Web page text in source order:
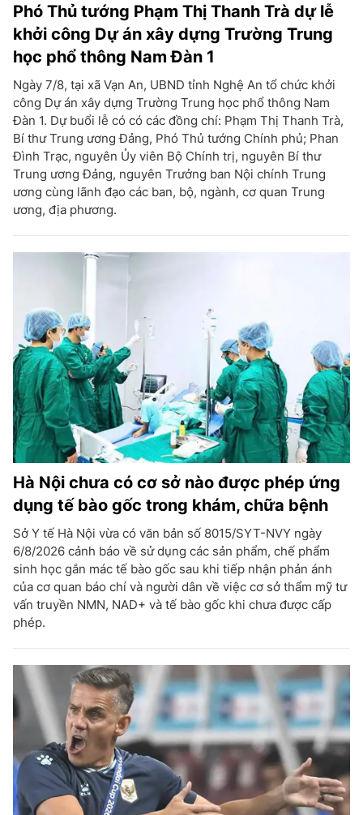
Phó Thủ tướng Phạm Thị Thanh Trà dự lễ
khởi công Dự án xây dựng Trường Trung
học phổ thông Nam Đàn 1
Ngày 7/8, tại xã Vạn An, UBND tỉnh Nghệ An tổ chức khởi
công Dự án xây dựng Trường Trung học phổ thông Nam
Đàn 1. Dự buổi lễ có có các đồng chí: Phạm Thị Thanh Trà,
Bí thư Trung ương Đảng, Phó Thủ tướng Chính phủ; Phan
Đình Trạc, nguyên Ủy viên Bộ Chính trị, nguyên Bí thư
Trung ương Đảng, nguyên Trưởng ban Nội chính Trung
ương cùng lãnh đạo các ban, bộ, ngành, cơ quan Trung
ương, địa phương.
Hà Nội chưa có cơ sở nào được phép ứng
dụng tế bào gốc trong khám, chữa bệnh
Sở Y tế Hà Nội vừa có văn bản số 8015/SYT-NVY ngày
6/8/2026 cảnh báo về sử dụng các sản phẩm, chế phẩm
sinh học gắn mác tế bào gốc sau khi tiếp nhận phản ánh
của cơ quan báo chí và người dân về việc cơ sở thẩm mỹ tư
vấn truyền NMN, NAD+ và tế bào gốc khi chưa được cấp
phép.